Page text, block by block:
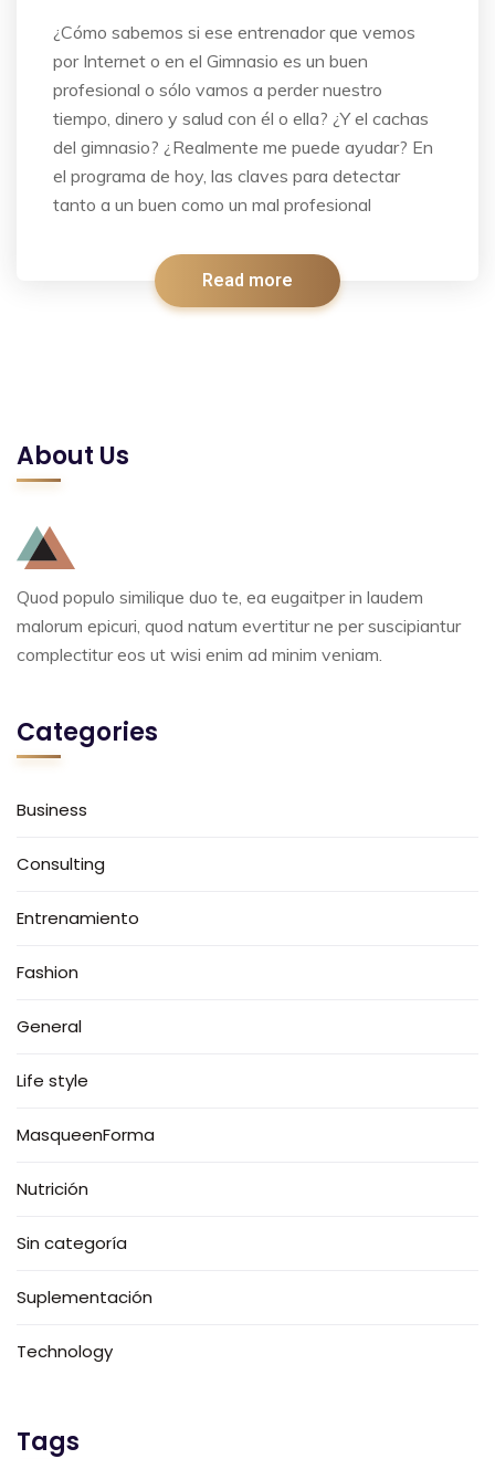
¿Cómo sabemos si ese entrenador que vemos
por Internet o en el Gimnasio es un buen
profesional o sólo vamos a perder nuestro
tiempo, dinero y salud con él o ella? ¿Y el cachas
del gimnasio? ¿Realmente me puede ayudar? En
el programa de hoy, las claves para detectar
tanto a un buen como un mal profesional
Read more
About Us
Quod populo similique duo te, ea eugaitper in laudem
malorum epicuri, quod natum evertitur ne per suscipiantur
complectitur eos ut wisi enim ad minim veniam.
Categories
Business
Consulting
Entrenamiento
Fashion
General
Life style
MasqueenForma
Nutrición
Sin categoría
Suplementación
Technology
Tags